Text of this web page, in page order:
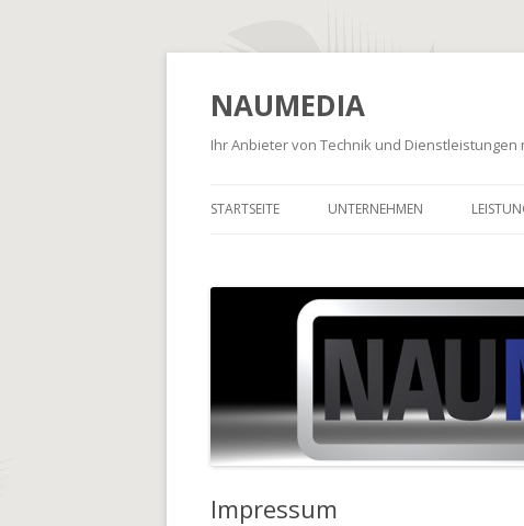
NAUMEDIA
Ihr Anbieter von Technik und
STARTSEITE UNTERNEHMEN
Impressum